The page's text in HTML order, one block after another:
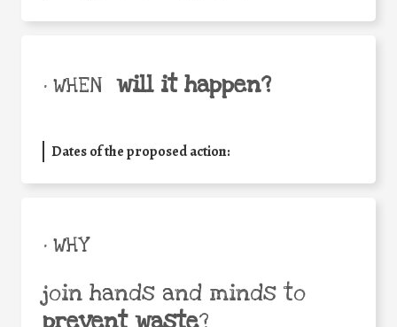
• WHEN will it happen?
Dates of the proposed action:
• WHY
join hands and minds to